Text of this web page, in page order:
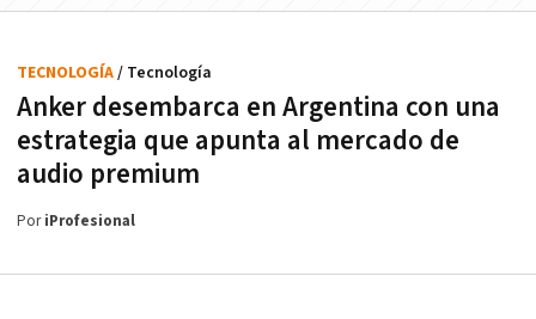
Anker desembarca en Argentina con una
estrategia que apunta al mercado de
audio premium
TECNOLOGÍA/ Tecnología
PoriProfesional